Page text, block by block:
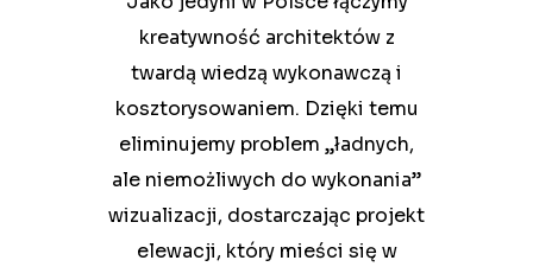
kreatywność architektów z
twardą wiedzą wykonawczą i
kosztorysowaniem. Dzięki temu
eliminujemy problem „ładnych,
ale niemożliwych do wykonania”
wizualizacji, dostarczając projekt
elewacji, który mieści się w